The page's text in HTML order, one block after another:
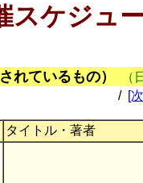
スケジュ
れているもの）
（
/ [
タイトル・著者